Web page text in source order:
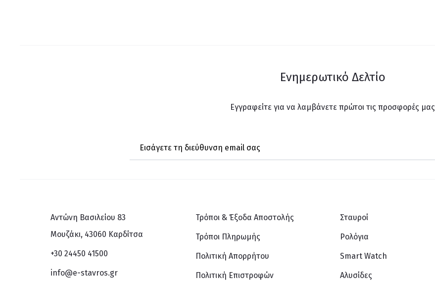
Ενημερωτικό Δελτίο
Εγγραφείτε για να λαμβάνετε πρώτοι τις προσφορές μας
Αντώνη Βασιλείου 83
Μουζάκι, 43060 Καρδίτσα
+30 24450 41500
info@e-stavros.gr
Τρόποι & Έξοδα Αποστολής
Τρόποι Πληρωμής
Πολιτική Απορρήτου
Πολιτική Επιστροφών
Σταυροί
Ρολόγια
Smart Watch
Αλυσίδες